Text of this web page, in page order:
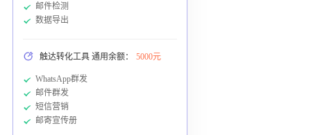
邮件检测
数据导出
触达转化工具 通用余额： 5000元
WhatsApp群发
邮件群发
短信营销
邮寄宣传册